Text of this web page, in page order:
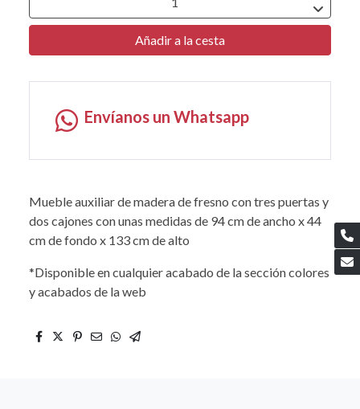
Añadir a la cesta
Envíanos un Whatsapp
Mueble auxiliar de madera de fresno con tres puertas y
dos cajones con unas medidas de 94 cm de ancho x 44
cm de fondo x 133 cm de alto
*Disponible en cualquier acabado de la sección colores
y acabados de la web